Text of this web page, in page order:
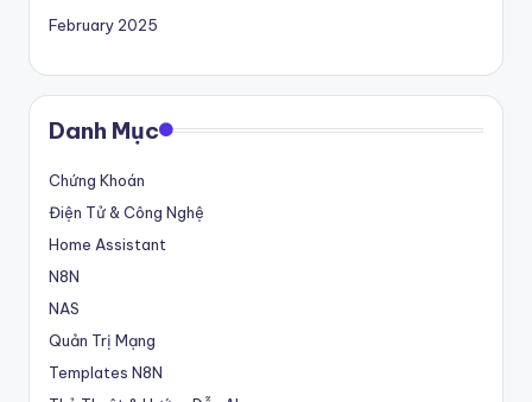
February 2025
Danh Mục
Chứng Khoán
Điện Tử & Công Nghệ
Home Assistant
N8N
NAS
Quản Trị Mạng
Templates N8N